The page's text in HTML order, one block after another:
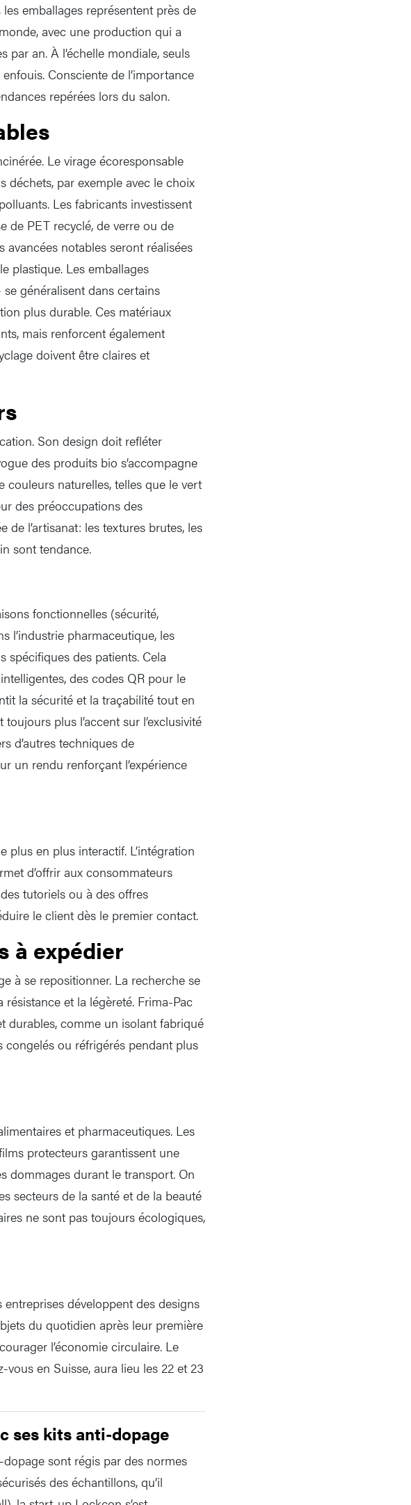
emballages représentent près de
avec une production qui a
an. À l’échelle mondiale, seuls
Consciente de l’importance
repérées lors du salon.
Le virage écoresponsable
déchets, par exemple avec le choix
Les fabricants investissent
de PET recyclé, de verre ou de
notables seront réalisées
plastique. Les emballages
généralisent dans certains
plus durable. Ces matériaux
mais renforcent également
doivent être claires et
Son design doit refléter
des produits bio s’accompagne
couleurs naturelles, telles que le vert
des préoccupations des
l’artisanat: les textures brutes, les
sont tendance.
fonctionnelles (sécurité,
l’industrie pharmaceutique, les
spécifiques des patients. Cela
des codes QR pour le
la sécurité et la traçabilité tout en
plus l’accent sur l’exclusivité
d’autres techniques de
un rendu renforçant l’expérience
en plus interactif. L’intégration
d’offrir aux consommateurs
tutoriels ou à des offres
le client dès le premier contact.
à expédier
à se repositionner. La recherche se
et la légèreté. Frima-Pac
durables, comme un isolant fabriqué
ou réfrigérés pendant plus
et pharmaceutiques. Les
protecteurs garantissent une
dommages durant le transport. On
secteurs de la santé et de la beauté
ne sont pas toujours écologiques,
entreprises développent des designs
du quotidien après leur première
l’économie circulaire. Le
en Suisse, aura lieu les 22 et 23
ses kits anti-dopage
sont régis par des normes
des échantillons, qu’il